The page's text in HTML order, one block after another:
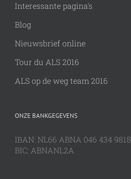
Interessante pagina's
Blog
Nieuwsbrief online
Tour du ALS 2016
ALS op de weg team 2016
ONZE BANKGEGEVENS
IBAN: NL66 ABNA 046 434 9818
BIC: ABNANL2A